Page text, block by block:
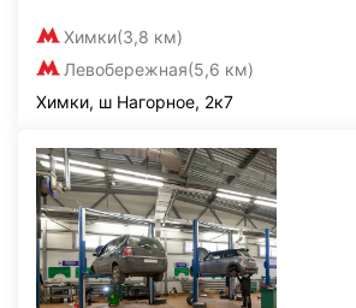
Химки(3,8 км)
Левобережная(5,6 км)
Химки, ш Нагорное, 2к7